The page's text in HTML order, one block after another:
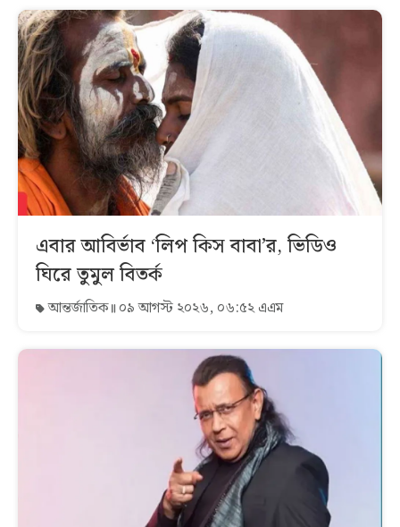
এবার আবির্ভাব ‘লিপ কিস বাবা’র, ভিডিও
ঘিরে তুমুল বিতর্ক
আন্তর্জাতিক ০৯ আগস্ট ২০২৬, ০৬:৫২ এএম